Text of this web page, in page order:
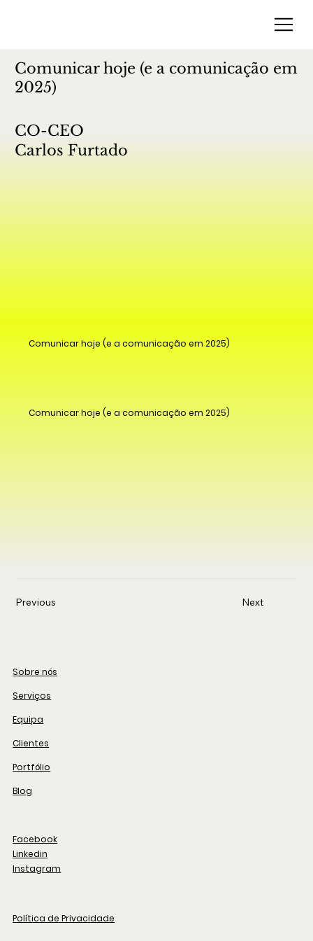
Comunicar hoje (e a comunicação em
2025)
CO-CEO
Carlos Furtado
Comunicar hoje (e a comunicação em 2025)
Comunicar hoje (e a comunicação em 2025)
Previous Next
Sobre nós
Serviços
Equipa
Clientes
Portfólio
Blog
Facebook
Linkedin
Instagram
Política de Privacidade